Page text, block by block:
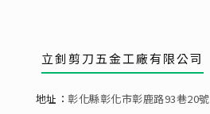
立釗剪刀五金工廠有限公司
地址：彰化縣彰化市彰鹿路93巷20號